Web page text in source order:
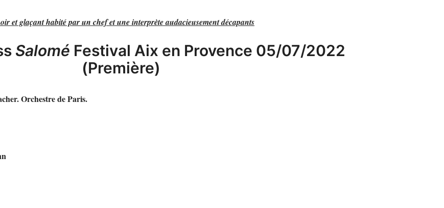
et glaçant habité par un chef et une interprète audacieusement décapants
Salomé Festival Aix en Provence 05/07/2022
(Première)
Orchestre de Paris.